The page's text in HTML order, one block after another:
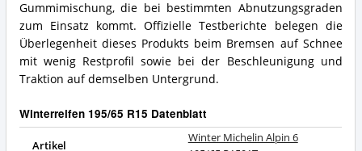
Gummimischung, die bei bestimmten Abnutzungsgraden
zum Einsatz kommt. Offizielle Testberichte belegen die
Überlegenheit dieses Produkts beim Bremsen auf Schnee
mit wenig Restprofil sowie bei der Beschleunigung und
Traktion auf demselben Untergrund.
Winterreifen 195/65 R15 Datenblatt
Artikel
Winter Michelin Alpin 6